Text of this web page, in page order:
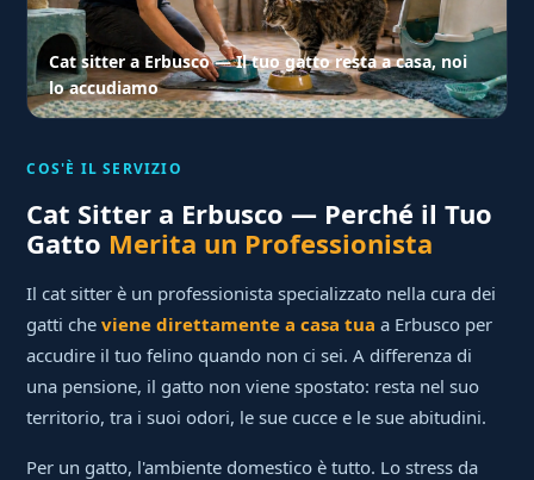
Cat sitter a Erbusco — Il tuo gatto resta a casa, noi
lo accudiamo
COS'È IL SERVIZIO
Cat Sitter a Erbusco — Perché il Tuo
Gatto Merita un Professionista
Il cat sitter è un professionista specializzato nella cura dei
gatti cheviene direttamente a casa tua a Erbusco per
accudire il tuo felino quando non ci sei. A differenza di
una pensione, il gatto non viene spostato: resta nel suo
territorio, tra i suoi odori, le sue cucce e le sue abitudini.
Per un gatto, l'ambiente domestico è tutto. Lo stress da